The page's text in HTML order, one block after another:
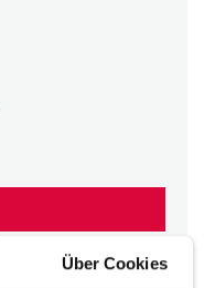
Über Cookies